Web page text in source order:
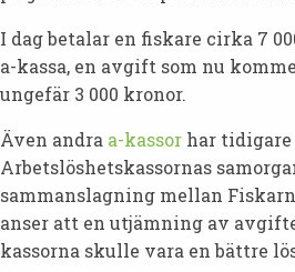
I dag betalar en fiskare cirka 7
a-kassa, en avgift som nu
ungefär 3 000 kronor.
Även andra a-kassor har tidigare
Arbetslöshetskassornas
sammanslagning mellan
anser att en utjämning av
kassorna skulle vara en bättre